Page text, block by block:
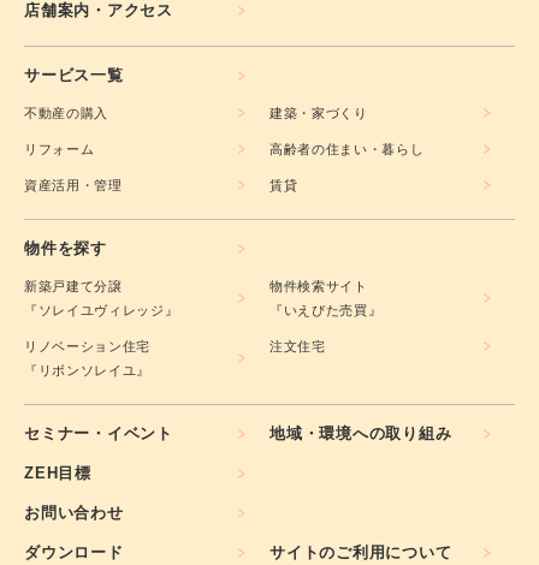
店舗案内・アクセス
サービス一覧
不動産の購入 建築・家づくり
リフォーム 高齢者の住まい・暮らし
資産活用・管理 賃貸
物件を探す
新築戸建て分譲
『ソレイユヴィレッジ』
物件検索サイト
『いえぴた売買』
リノベーション住宅
『リボンソレイユ』
注文住宅
セミナー・イベント 地域・環境への取り組み
ZEH目標
お問い合わせ
ダウンロード サイトのご利用について